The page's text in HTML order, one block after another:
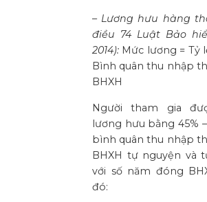
– Lương hưu hàng
điều 74 Luật Bảo
2014): Mức lương = Tỷ
Bình quân thu nhập
BHXH
Người tham gia
lương hưu bằng 45%
bình quân thu nhập
BHXH tự nguyện và
với số năm đóng
đó: